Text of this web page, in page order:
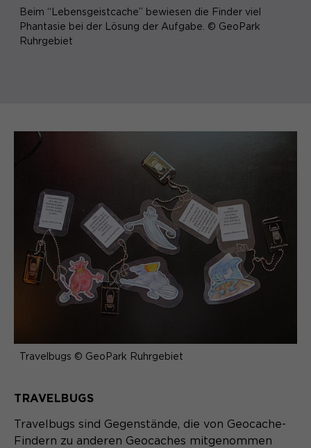
Beim “Lebensgeistcache” bewiesen die Finder viel
Phantasie bei der Lösung der Aufgabe. © GeoPark
Ruhrgebiet
Travelbugs © GeoPark Ruhrgebiet
TRAVELBUGS
Travelbugs sind Gegenstände, die von Geocache-
Findern zu anderen Geocaches mitgenommen